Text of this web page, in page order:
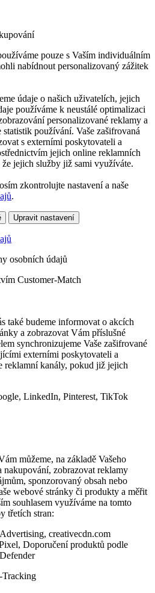
pouze s Vaším individuálním
nabídnout personalizovaný zážitek
údaje o našich uživatelích, jejich
používáme k neustálé optimalizaci
personalizované reklamy a
používání. Vaše zašifrovaná
s externími poskytovateli a
jejich online reklamních
jejich služby již sami využíváte.
zkontrolujte nastavení a naše
.
Upravit nastavení
osobních údajů
Customer-Match
také budeme informovat o akcích
a zobrazovat Vám příslušné
synchronizujeme Vaše zašifrované
externími poskytovateli a
reklamní kanály, pokud již jejich
LinkedIn, Pinterest, TikTok
můžeme, na základě Vašeho
nakupování, zobrazovat reklamy
sponzorovaný obsah nebo
webové stránky či produkty a měřit
souhlasem využíváme na tomto
třetích stran:
creativecdn.com
Doporučení produktů podle
Tracking